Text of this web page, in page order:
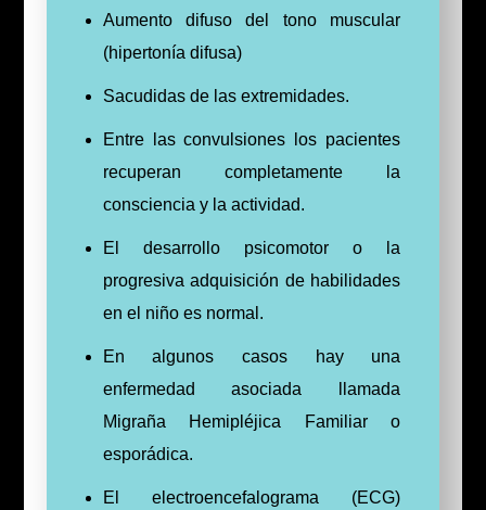
Aumento difuso del tono muscular
(hipertonía difusa)
Sacudidas de las extremidades.
Entre las convulsiones los pacientes
recuperan completamente la
consciencia y la actividad.
El desarrollo psicomotor o la
progresiva adquisición de habilidades
en el niño es normal.
En algunos casos hay una
enfermedad asociada llamada
Migraña Hemipléjica Familiar o
esporádica.
El electroencefalograma (ECG)